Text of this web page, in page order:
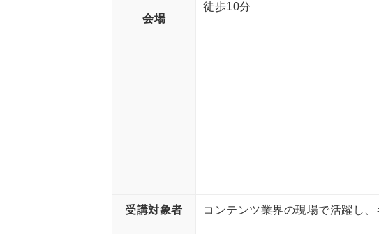
会場
徒歩10分
受講対象者 コンテンツ業界の現場で活躍し